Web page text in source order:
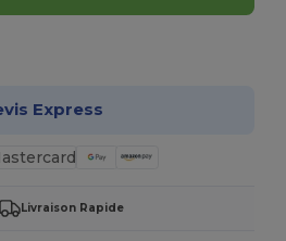
Express
Livraison Rapide